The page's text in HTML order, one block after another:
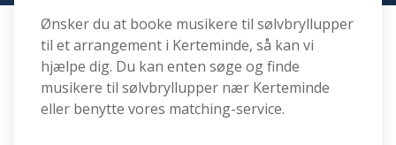
Ønsker du at booke musikere til sølvbryllupper
til et arrangement i Kerteminde, så kan vi
hjælpe dig. Du kan enten søge og finde
musikere til sølvbryllupper nær Kerteminde
eller benytte vores matching-service.